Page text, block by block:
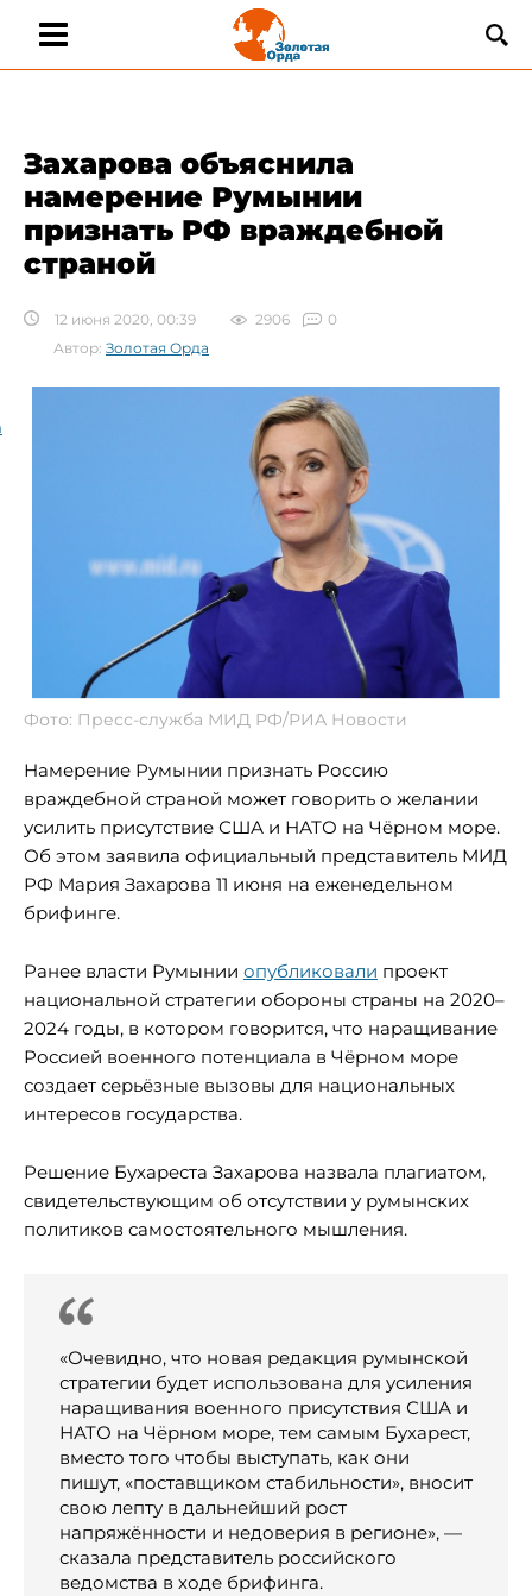
Захарова объяснила
намерение Румынии
признать РФ враждебной
страной
12 июня 2020, 00:39 2906
0
Автор: Золотая Орда
Фото: Пресс-служба МИД РФ/РИА Новости
Намерение Румынии признать Россию
враждебной страной может говорить о желании
усилить присутствие США и НАТО на Чёрном море.
Об этом заявила официальный представитель МИД
РФ Мария Захарова 11 июня на еженедельном
брифинге.
Ранее власти Румынии опубликовали проект
национальной стратегии обороны страны на 2020–
2024 годы, в котором говорится, что наращивание
Россией военного потенциала в Чёрном море
создает серьёзные вызовы для национальных
интересов государства.
Решение Бухареста Захарова назвала плагиатом,
свидетельствующим об отсутствии у румынских
политиков самостоятельного мышления.
«Очевидно, что новая редакция румынской
стратегии будет использована для усиления
наращивания военного присутствия США и
НАТО на Чёрном море, тем самым Бухарест,
вместо того чтобы выступать, как они
пишут, «поставщиком стабильности», вносит
свою лепту в дальнейший рост
напряжённости и недоверия в регионе», —
сказала представитель российского
ведомства в ходе брифинга.